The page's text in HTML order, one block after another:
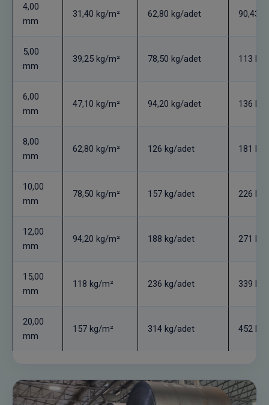
4,00
mm
31,40 kg/m² 62,80 kg/adet 90,43
5,00
mm
39,25 kg/m² 78,50 kg/adet 113
6,00
mm
47,10 kg/m² 94,20 kg/adet 136
8,00
mm
62,80 kg/m² 126 kg/adet 181
10,00
mm
78,50 kg/m² 157 kg/adet 226
12,00
mm
94,20 kg/m² 188 kg/adet 271
15,00
mm
118 kg/m² 236 kg/adet 339
20,00
mm
157 kg/m² 314 kg/adet 452